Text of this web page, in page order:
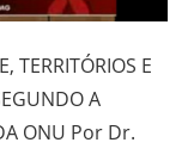
TERRITÓRIOS E
A
ONU Por Dr.